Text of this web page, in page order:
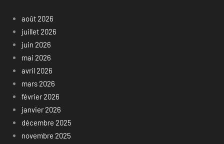
août 2026
juillet 2026
juin 2026
mai 2026
avril 2026
mars 2026
février 2026
janvier 2026
décembre 2025
novembre 2025